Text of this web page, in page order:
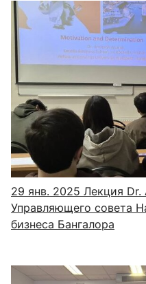
29 янв. 2025 Лекция Dr.
Управляющего совета
бизнеса Бангалора